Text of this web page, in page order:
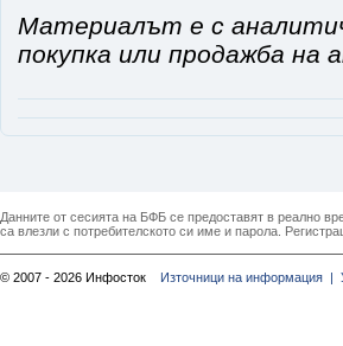
Материалът е с
покупка или продажба на
Данните от сесията на БФБ се предоставят в реално
са влезли с потребителското си име и парола.
© 2007 - 2026 Инфосток Източници на информация |